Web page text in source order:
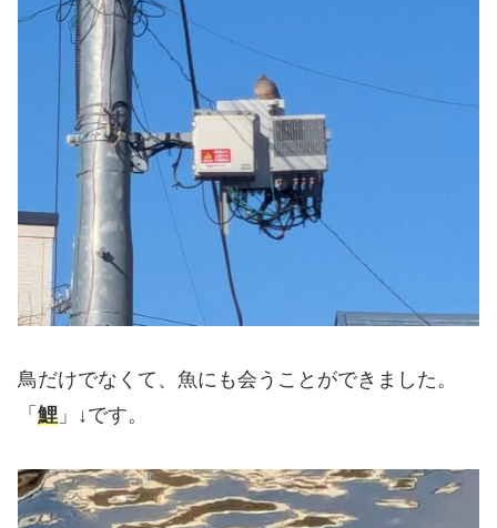
鳥だけでなくて、魚にも会うことができました。
「 鯉 」↓です。